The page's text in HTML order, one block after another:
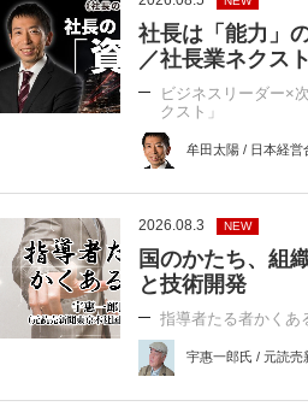
社長は「能力」
／社長業ネクス
ビジネスリーダー×
クスト」
牟田太陽 / 日本経営
2026.08.3 NEW
国のかたち、組
と技術開発
指導者たる者かくあ
宇惠一郎氏 / 元読売